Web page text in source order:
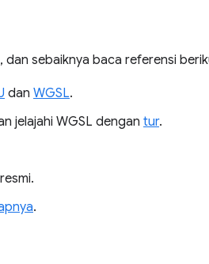
sebaiknya baca referensi
dan WGSL.
jelajahi WGSL dengan tur.
resmi.
.